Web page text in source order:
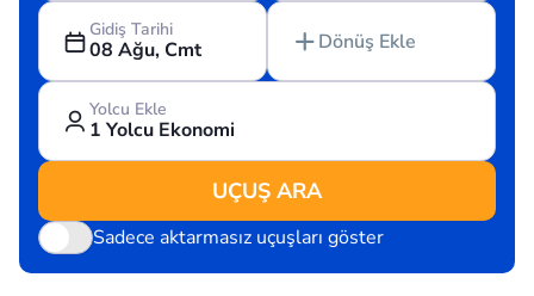
Gidiş Tarihi
08 Ağu, Cmt Dönüş Ekle
Yolcu Ekle
1 Yolcu Ekonomi
UÇUŞ ARA
Sadece aktarmasız uçuşları göster